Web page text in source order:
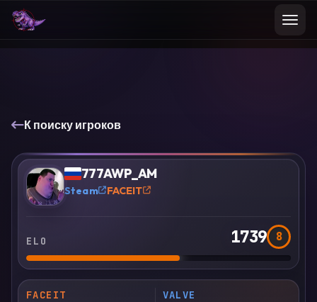
К поиску игроков
? 777AWP_AM
Steam FACEIT
ELO 1739 8
FACEIT
VALVE